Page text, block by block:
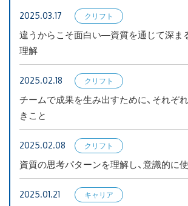
2025.03.17
クリフト
ンストレ
ングス
違うからこそ面白い―資質を通じて深ま
理解
2025.02.18
クリフト
ンストレ
ングス
チームで成果を生み出すために、それぞ
きこと
2025.02.08
クリフト
ンストレ
ングス
資質の思考パターンを理解し、意識的に
2025.01.21 キャリア